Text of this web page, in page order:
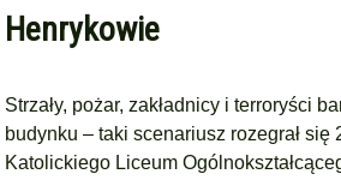
Henrykowie
Strzały, pożar, zakładnicy i terroryści
budynku – taki scenariusz rozegrał się
Katolickiego Liceum